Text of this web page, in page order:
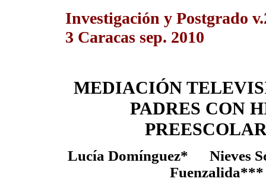
Investigación y Postgrado
3 Caracas sep. 2010
MEDIACIÓN
PADRES CON
Lucía Domínguez*
Nieves
Fuenzalida***